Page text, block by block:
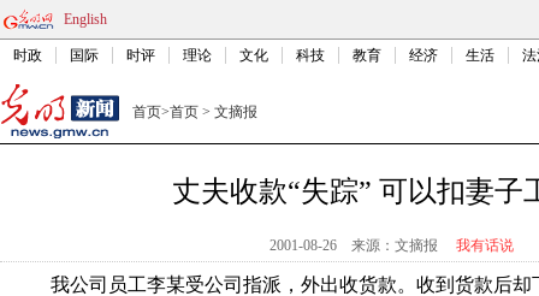
English
时政 国际 时评 理论 文化 科技 教育 经济 生活
首页>首页 > 文摘报
丈夫收款“失踪” 可以扣妻子
2001-08-26 来源：文摘报 我有话说
我公司员工李某受公司指派，外出收货款。收到货款后